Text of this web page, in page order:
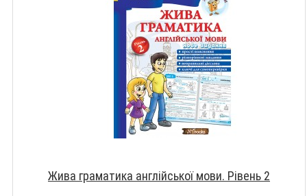
Жива граматика англійської мови. Рівень 2